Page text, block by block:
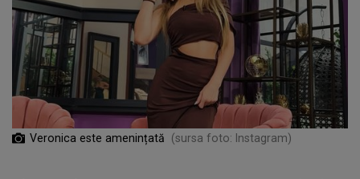
Veronica este amenințată (sursa foto: Instagram)